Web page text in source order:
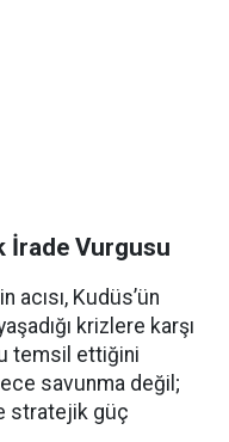
İrade Vurgusu
acısı, Kudüs’ün
krizlere karşı
temsil ettiğini
savunma değil;
stratejik güç